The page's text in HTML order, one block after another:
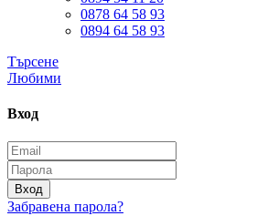
0878 64 58 93
0894 64 58 93
Търсене
Любими
Вход
Вход
Забравена парола?